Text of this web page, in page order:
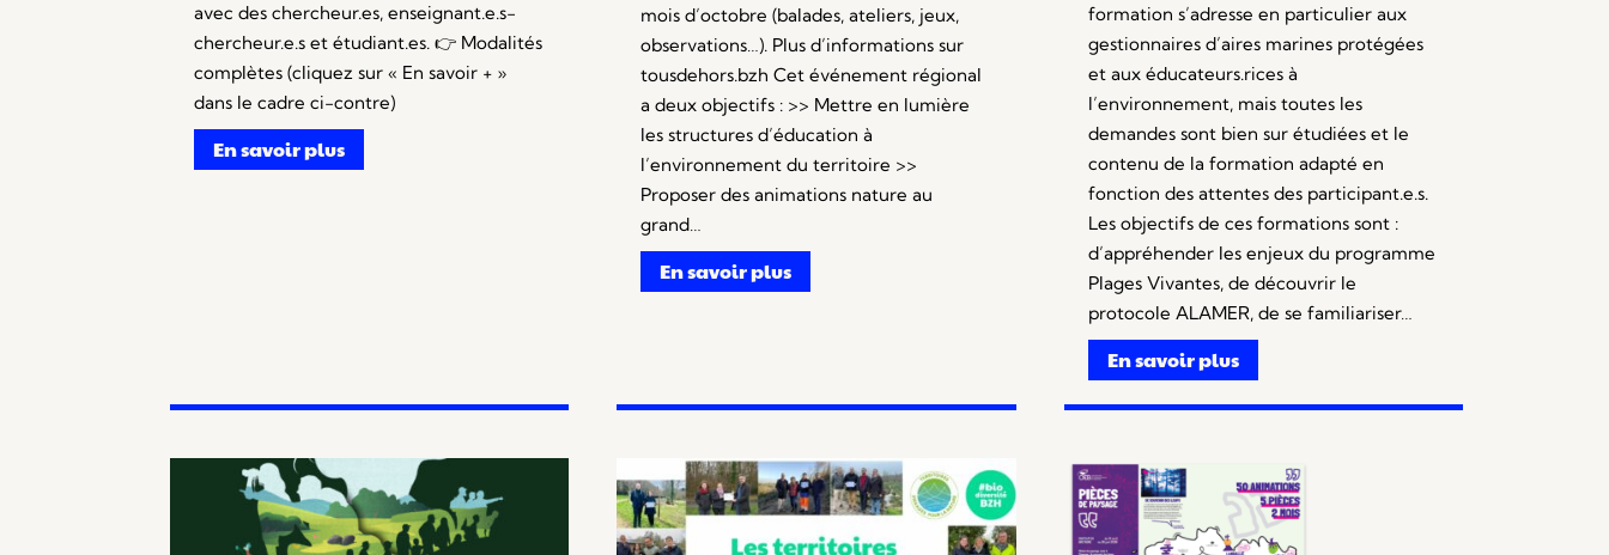
avec des chercheur.es, enseignant.e.s-
chercheur.e.s et étudiant.es. 👉 Modalités
complètes (cliquez sur « En savoir + »
dans le cadre ci-contre)
En savoir plus
mois d’octobre (balades, ateliers, jeux,
observations…). Plus d’informations sur
tousdehors.bzh Cet événement régional
a deux objectifs : >> Mettre en lumière
les structures d’éducation à
l’environnement du territoire >>
Proposer des animations nature au
grand…
En savoir plus
formation s’adresse en particulier aux
gestionnaires d’aires marines protégées
et aux éducateurs.rices à
l’environnement, mais toutes les
demandes sont bien sur étudiées et le
contenu de la formation adapté en
fonction des attentes des participant.e.s.
Les objectifs de ces formations sont :
d’appréhender les enjeux du programme
Plages Vivantes, de découvrir le
protocole ALAMER, de se familiariser…
En savoir plus